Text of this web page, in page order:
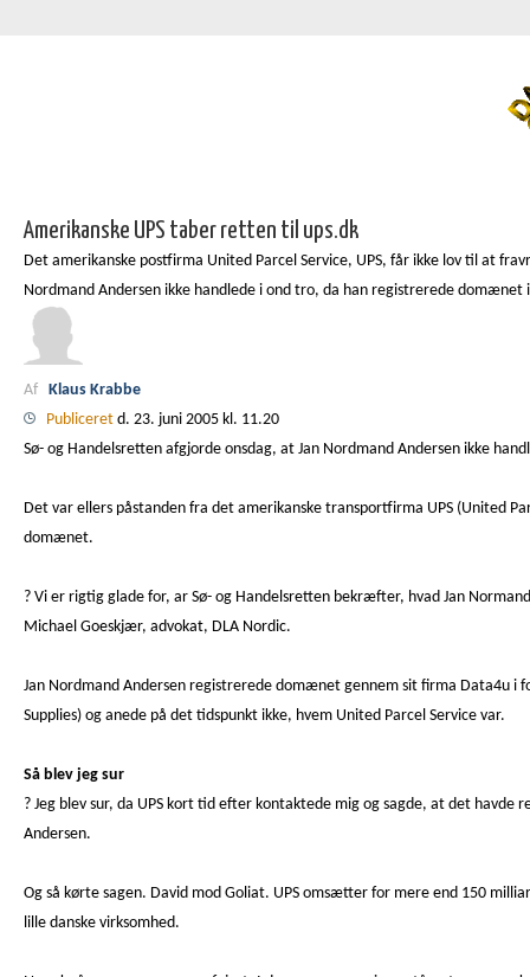
Amerikanske UPS taber retten til ups.dk
Det amerikanske postfirma United Parcel Service, UPS, får ikke lov til at
Nordmand Andersen ikke handlede i ond tro, da han registrerede
Af Klaus Krabbe
Publiceret d. 23. juni 2005 kl. 11.20
Sø- og Handelsretten afgjorde onsdag, at Jan Nordmand Andersen ikke
Det var ellers påstanden fra det amerikanske transportfirma UPS (United
domænet.
? Vi er rigtig glade for, ar Sø- og Handelsretten bekræfter, hvad Jan
Michael Goeskjær, advokat, DLA Nordic.
Jan Nordmand Andersen registrerede domænet gennem sit firma Data4u
Supplies) og anede på det tidspunkt ikke, hvem United Parcel Service var.
Så blev jeg sur
? Jeg blev sur, da UPS kort tid efter kontaktede mig og sagde, at det
Andersen.
Og så kørte sagen. David mod Goliat. UPS omsætter for mere end 150
lille danske virksomhed.